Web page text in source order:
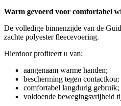
Warm gevoerd voor comfortabel
De volledige binnenzijde van de
zachte polyester fleecevoering.
Hierdoor profiteert u van:
aangenaam warme handen;
bescherming tegen contactkou;
comfortabel langdurig gebruik;
voldoende bewegingsvrijheid